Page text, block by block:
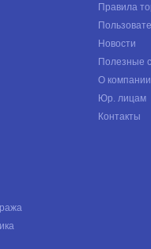
Правила
Новости
Полезные
О компании
Юр. лицам
Контакты